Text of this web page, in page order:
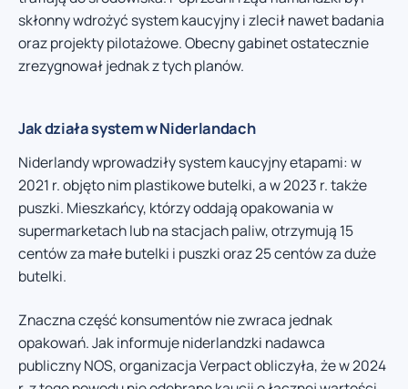
skłonny wdrożyć system kaucyjny i zlecił nawet badania
oraz projekty pilotażowe. Obecny gabinet ostatecznie
zrezygnował jednak z tych planów.
Jak działa system w Niderlandach
Niderlandy wprowadziły system kaucyjny etapami: w
2021 r. objęto nim plastikowe butelki, a w 2023 r. także
puszki. Mieszkańcy, którzy oddają opakowania w
supermarketach lub na stacjach paliw, otrzymują 15
centów za małe butelki i puszki oraz 25 centów za duże
butelki.
Znaczna część konsumentów nie zwraca jednak
opakowań. Jak informuje niderlandzki nadawca
publiczny NOS, organizacja Verpact obliczyła, że w 2024